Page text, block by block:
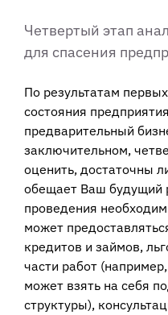
Четвертый этап
для спасения
По результатам
состояния
предварительный
заключительном,
оценить, достаточны
обещает Ваш будущий
проведения
может
кредитов и займов,
части работ
может взять на себя
структуры),